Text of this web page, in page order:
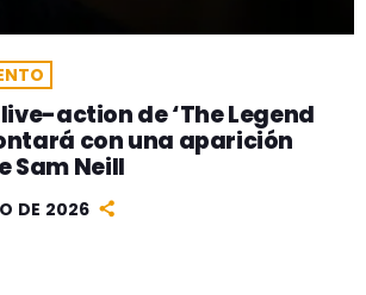
action de ‘The Legend
con una aparición
Sam Neill
DE 2026